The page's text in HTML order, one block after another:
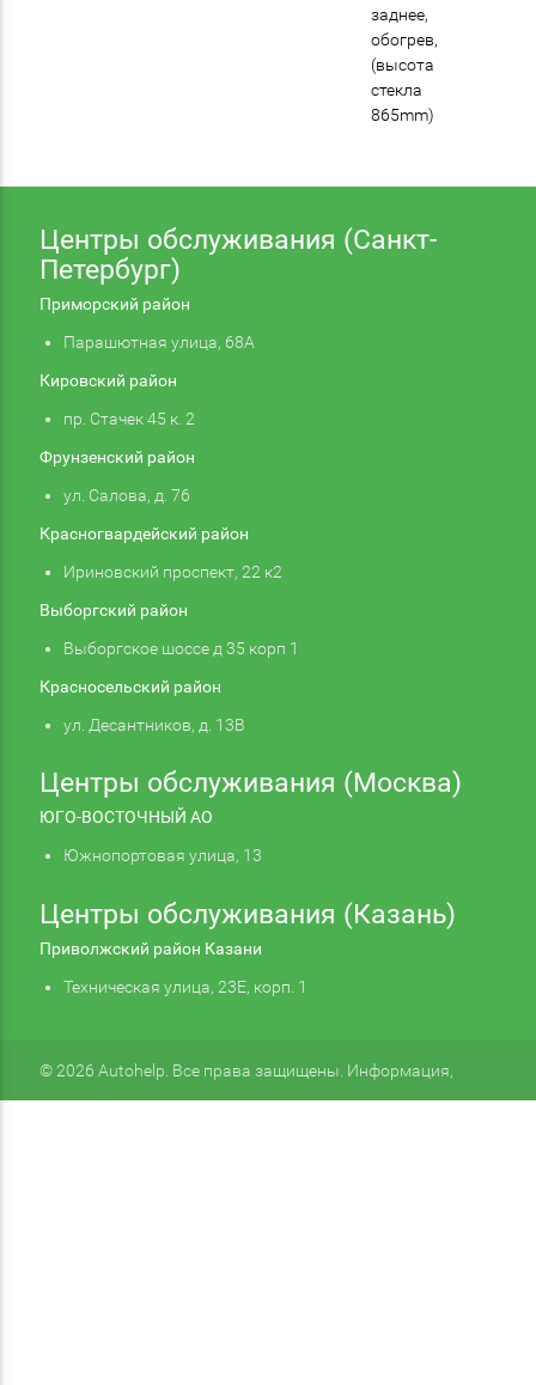
заднее,
обогрев,
(высота
стекла
865mm)
Центры обслуживания (Санкт-
Петербург)
Приморский район
Парашютная улица, 68А
Кировский район
пр. Стачек 45 к. 2
Фрунзенский район
ул. Салова, д. 76
Красногвардейский район
Ириновский проспект, 22 к2
Выборгский район
Выборгское шоссе д 35 корп 1
Красносельский район
ул. Десантников, д. 13В
Центры обслуживания (Москва)
ЮГО-ВОСТОЧНЫЙ АО
Южнопортовая улица, 13
Центры обслуживания (Казань)
Приволжский район Казани
Техническая улица, 23Е, корп. 1
© 2026 Autohelp. Все права защищены. Информация,